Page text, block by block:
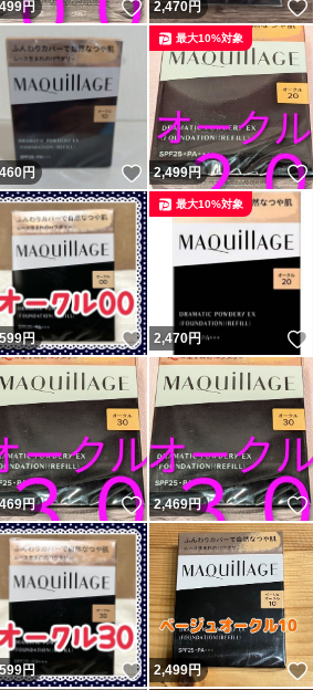
ね！
円 いいね！
2,470円
ね！
円 いいね！
2,499円
最大10%対象
ね！
円 いいね！
2,470円
最大10%対象
ね！
円 いいね！
2,469円
ね！
円 いいね！
2,499円